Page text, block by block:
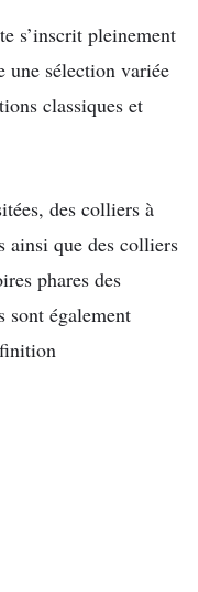
s’inscrit pleinement
une sélection variée
classiques et
des colliers à
ainsi que des colliers
phares des
sont également